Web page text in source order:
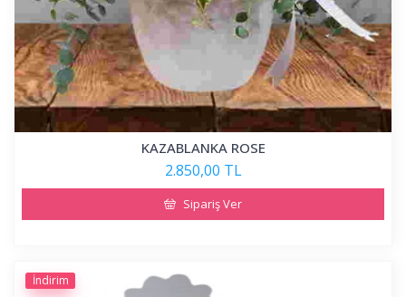
KAZABLANKA ROSE
2.850,00 TL
Sipariş Ver
İndirim